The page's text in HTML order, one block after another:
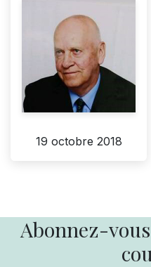
19 octobre 2018
Abonnez-